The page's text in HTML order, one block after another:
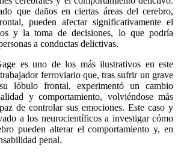
que daños en ciertas áreas del cerebro,
pueden afectar significativamente el
y la toma de decisiones, lo que podría
a conductas delictivas.
es uno de los más ilustrativos en este
ferroviario que, tras sufrir un grave
lóbulo frontal, experimentó un cambio
y comportamiento, volviéndose más
de controlar sus emociones. Este caso y
a los neurocientíficos a investigar cómo
pueden alterar el comportamiento y, en
penal.